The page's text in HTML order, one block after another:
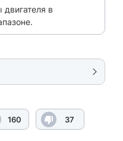
в
160 37